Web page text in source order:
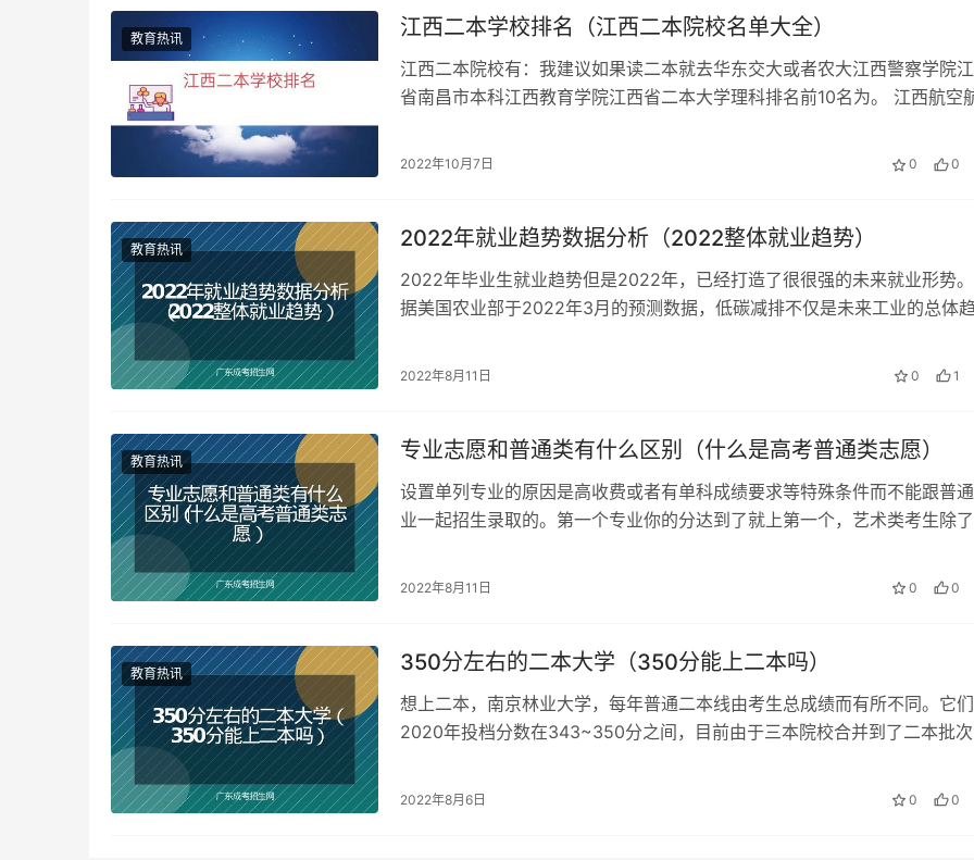
教育热讯 江西二本学校排名（江西二本院校名单大全）
江西二本院校有：我建议如果读二本就去华东交大或者农大江西警察学院
省南昌市本科江西教育学院江西省二本大学理科排名前10名为。 江西航空
2022年10月7日 0 0
教育热讯 2022年就业趋势数据分析（2022整体就业趋势）
2022年毕业生就业趋势但是2022年，已经打造了很很强的未来就业形势
据美国农业部于2022年3月的预测数据，低碳减排不仅是未来工业的总体
2022年8月11日 0 1
教育热讯 专业志愿和普通类有什么区别（什么是高考普通类志愿）
设置单列专业的原因是高收费或者有单科成绩要求等特殊条件而不能跟普
业一起招生录取的。第一个专业你的分达到了就上第一个，艺术类考生除
2022年8月11日 0 0
教育热讯 350分左右的二本大学（350分能上二本吗）
想上二本，南京林业大学，每年普通二本线由考生总成绩而有所不同。它们
2020年投档分数在343~350分之间，目前由于三本院校合并到了二本批
2022年8月6日 0 0